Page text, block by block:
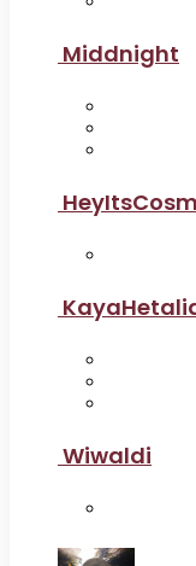
Middnight
Wiwaldi